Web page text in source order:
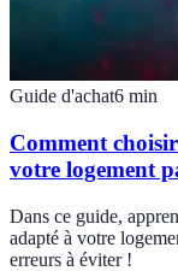
Guide d'achat6 min
Comment
votre logement
Dans ce guide,
adapté à votre
erreurs à éviter !